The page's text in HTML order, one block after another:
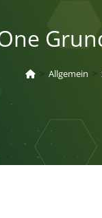
> Allgemein >